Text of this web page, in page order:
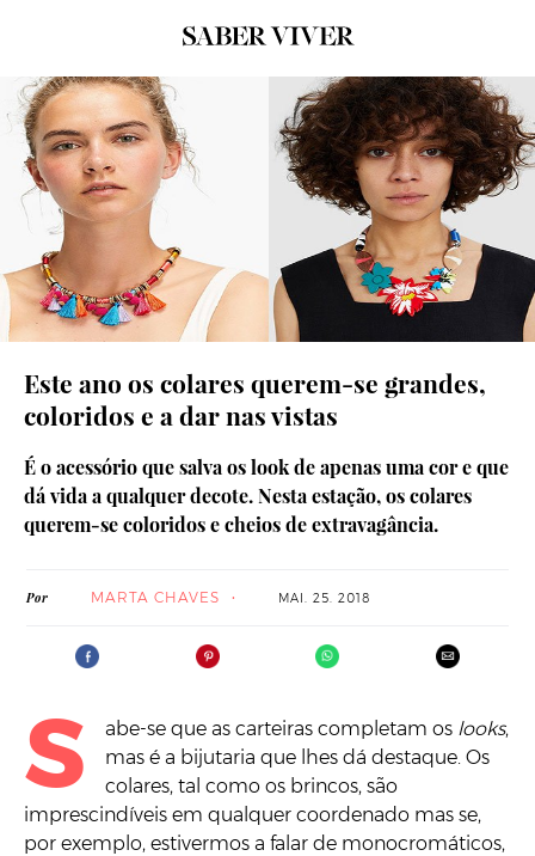
Este ano os colares querem-se grandes,
coloridos e a dar nas vistas
É o acessório que salva os look de apenas uma cor e que
dá vida a qualquer decote. Nesta estação, os colares
querem-se coloridos e cheios de extravagância.
Por MARTA CHAVES MAI. 25. 2018
S abe-se que as carteiras completam os looks,
mas é a bijutaria que lhes dá destaque. Os
colares, tal como os brincos, são
imprescindíveis em qualquer coordenado mas se,
por exemplo, estivermos a falar de monocromáticos,